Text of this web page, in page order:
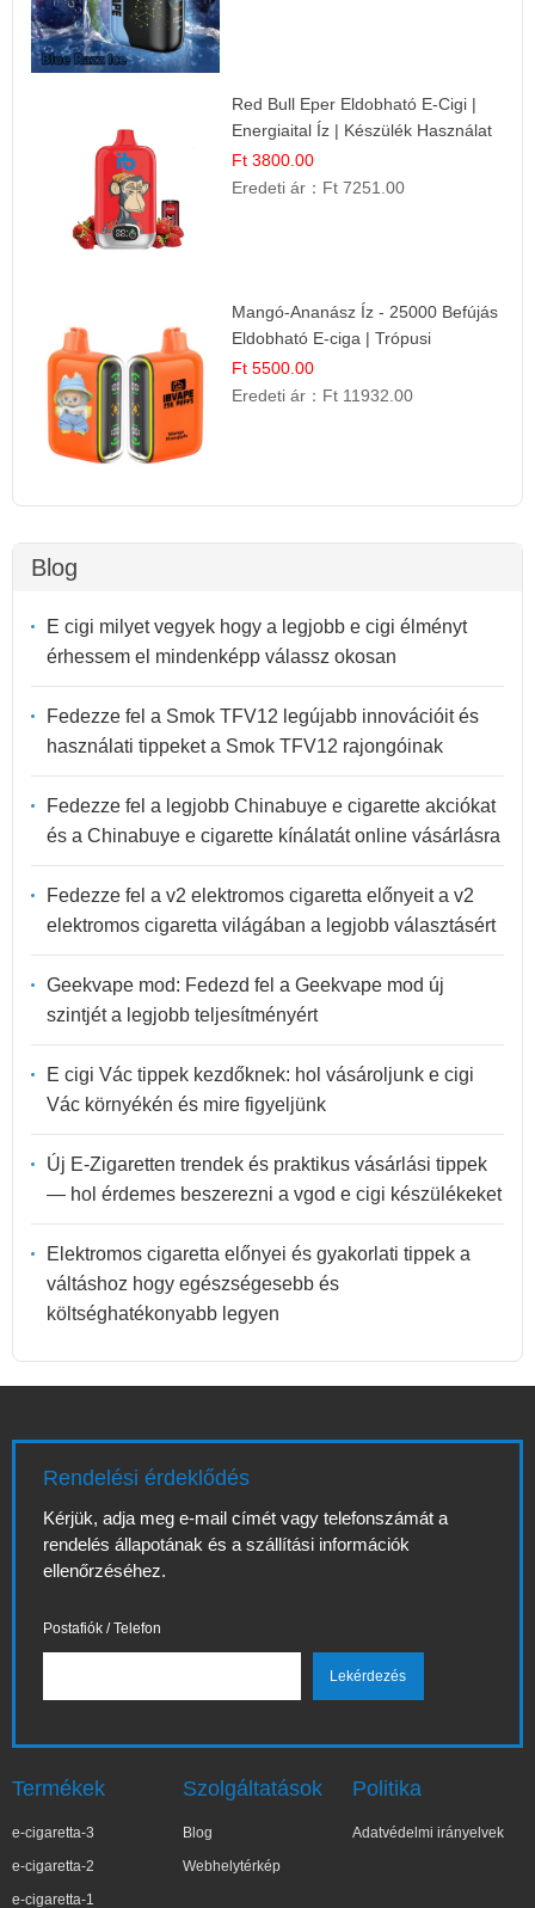
Red Bull Eper Eldobható E-Cigi |
Energiaital Íz | Készülék Használat
Ft 3800.00
Eredeti ár： Ft 7251.00
Mangó-Ananász Íz - 25000 Befújás
Eldobható E-ciga | Trópusi
Gyümölcs Élmény!
Ft 5500.00
Eredeti ár： Ft 11932.00
Blog
E cigi milyet vegyek hogy a legjobb e cigi élményt
érhessem el mindenképp válassz okosan
Fedezze fel a Smok TFV12 legújabb innovációit és
használati tippeket a Smok TFV12 rajongóinak
Fedezze fel a legjobb Chinabuye e cigarette akciókat
és a Chinabuye e cigarette kínálatát online vásárlásra
Fedezze fel a v2 elektromos cigaretta előnyeit a v2
elektromos cigaretta világában a legjobb választásért
Geekvape mod: Fedezd fel a Geekvape mod új
szintjét a legjobb teljesítményért
E cigi Vác tippek kezdőknek: hol vásároljunk e cigi
Vác környékén és mire figyeljünk
Új E-Zigaretten trendek és praktikus vásárlási tippek
— hol érdemes beszerezni a vgod e cigi készülékeket
Elektromos cigaretta előnyei és gyakorlati tippek a
váltáshoz hogy egészségesebb és
költséghatékonyabb legyen
Rendelési érdeklődés
Kérjük, adja meg e-mail címét vagy telefonszámát a
rendelés állapotának és a szállítási információk
ellenőrzéséhez.
Postafiók / Telefon
Termékek
e-cigaretta-3
e-cigaretta-2
e-cigaretta-1
Szolgáltatások
Blog
Webhelytérkép
Politika
Adatvédelmi irányelvek